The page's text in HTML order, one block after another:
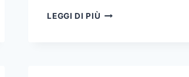
LEGGI DI PIÙ GLI